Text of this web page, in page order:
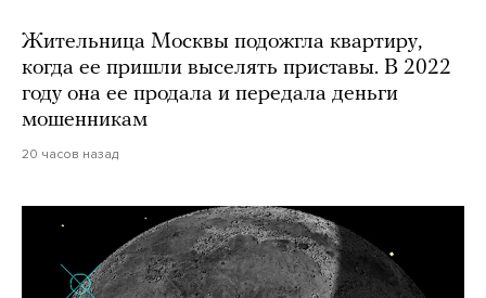
Жительница Москвы подожгла квартиру,
когда ее пришли выселять приставы. В 2022
году она ее продала и передала деньги
мошенникам
20 часов назад